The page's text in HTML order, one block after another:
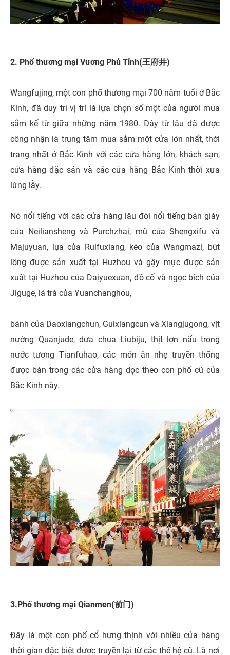
2. Phố thương mại Vương Phủ Tỉnh(王府井)
Wangfujing, một con phố thương mại 700 năm tuổi ở Bắc
Kinh, đã duy trì vị trí là lựa chọn số một của người mua
sắm kể từ giữa những năm 1980. Đây từ lâu đã được
công nhận là trung tâm mua sắm một cửa lớn nhất, thời
trang nhất ở Bắc Kinh với các cửa hàng lớn, khách sạn,
cửa hàng đặc sản và các cửa hàng Bắc Kinh thời xưa
lừng lẫy.
Nó nổi tiếng với các cửa hàng lâu đời nổi tiếng bán giày
của Neiliansheng và Purchzhai, mũ của Shengxifu và
Majuyuan, lụa của Ruifuxiang, kéo của Wangmazi, bút
lông được sản xuất tại Huzhou và gậy mực được sản
xuất tại Huzhou của Daiyuexuan, đồ cổ và ngọc bích của
Jiguge, lá trà của Yuanchanghou,
bánh của Daoxiangchun, Guixiangcun và Xiangjugong, vịt
nướng Quanjude, dưa chua Liubiju, thịt lợn nấu trong
nước tương Tianfuhao, các món ăn nhẹ truyền thống
được bán trong các cửa hàng dọc theo con phố cũ của
Bắc Kinh này.
3.Phố thương mại Qianmen(前门)
Đây là một con phố cổ hưng thịnh với nhiều cửa hàng
thời gian đặc biệt được truyền lại từ các thế hệ cũ. Là nơi